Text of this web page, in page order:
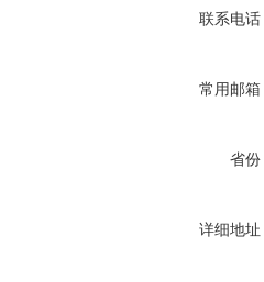
联系电话
常用邮箱
省份
详细地址